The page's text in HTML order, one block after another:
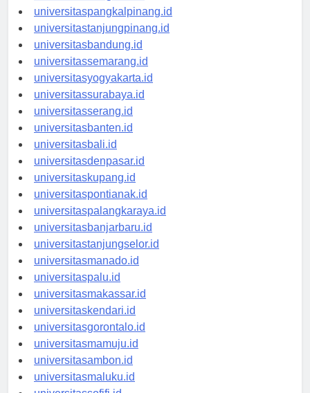
universitasbengkulu.id
universitaspangkalpinang.id
universitastanjungpinang.id
universitasbandung.id
universitassemarang.id
universitasyogyakarta.id
universitassurabaya.id
universitasserang.id
universitasbanten.id
universitasbali.id
universitasdenpasar.id
universitaskupang.id
universitaspontianak.id
universitaspalangkaraya.id
universitasbanjarbaru.id
universitastanjungselor.id
universitasmanado.id
universitaspalu.id
universitasmakassar.id
universitaskendari.id
universitasgorontalo.id
universitasmamuju.id
universitasambon.id
universitasmaluku.id